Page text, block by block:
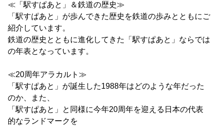
≪「駅すぱあと」＆鉄道の歴史≫
「駅すぱあと」が歩んできた歴史を鉄道の歩みとともにご
紹介しています。
鉄道の歴史とともに進化してきた「駅すぱあと」ならでは
の年表となっています。
≪20周年アラカルト≫
「駅すぱあと」が誕生した1988年はどのような年だった
のか、また、
「駅すぱあと」と同様に今年20周年を迎える日本の代表
的なランドマークを